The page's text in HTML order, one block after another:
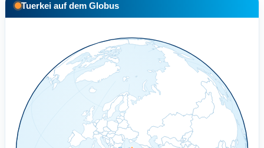
Tuerkei auf dem Globus